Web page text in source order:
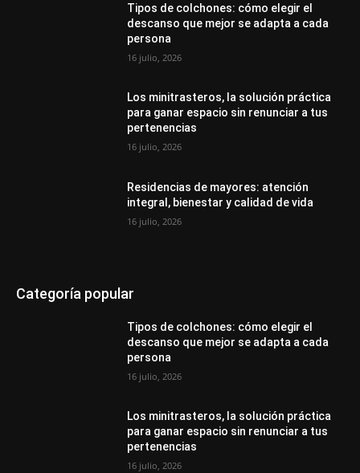
Tipos de colchones: cómo elegir el
descanso que mejor se adapta a cada
persona
16 julio, 2026
Los minitrasteros, la solución práctica
para ganar espacio sin renunciar a tus
pertenencias
16 julio, 2026
Residencias de mayores: atención
integral, bienestar y calidad de vida
16 julio, 2026
Categoría popular
Tipos de colchones: cómo elegir el
descanso que mejor se adapta a cada
persona
16 julio, 2026
Los minitrasteros, la solución práctica
para ganar espacio sin renunciar a tus
pertenencias
16 julio, 2026